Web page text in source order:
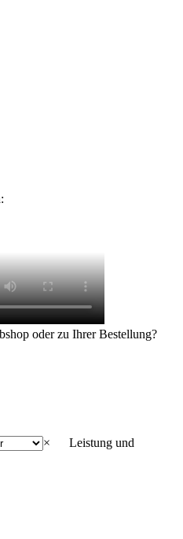
oder zu Ihrer Bestellung?
× Leistung und